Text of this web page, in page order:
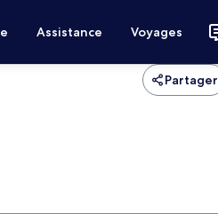
Assistance Voyages
Partager